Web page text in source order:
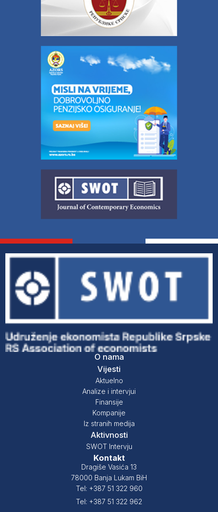
O nama
Vijesti
Aktuelno
Analize i intervjui
Finansije
Kompanije
Iz stranih medija
Aktivnosti
SWOT Intervju
Kontakt
Dragiše Vasića 13
78000 Banja Lukam BiH
Tel: +387 51 322 960
Tel: +387 51 322 962